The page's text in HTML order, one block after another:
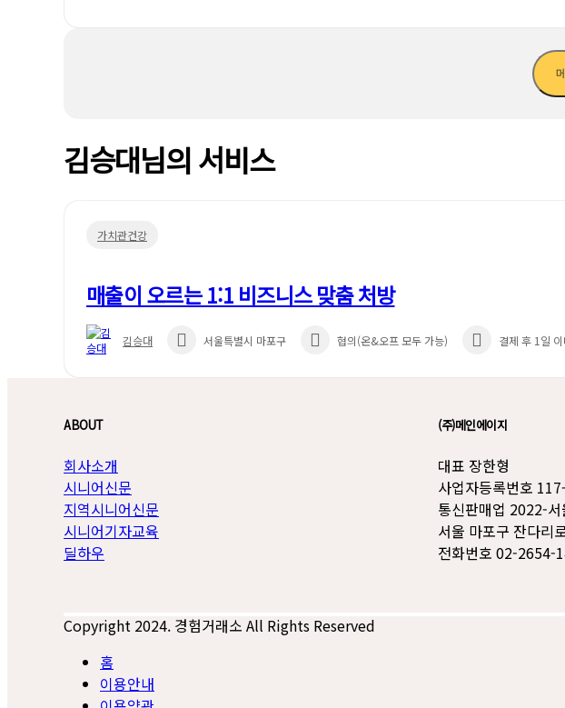
김승대님의 서비스
가치관건강
매출이 오르는 1:1 비즈니스 맞춤 처방
김승대 서울특별시 마포구 협의(온&오프 모두 가능) 결제 후 1일
ABOUT
회사소개
시니어신문
지역시니어신문
시니어기자교육
딜하우
(주)메인에이지
대표 장한형
사업자등록번호
통신판매업 2022-
서울 마포구 잔다리
전화번호 02-2654-
Copyright 2024. 경험거래소 All Rights Reserved
홈
이용안내